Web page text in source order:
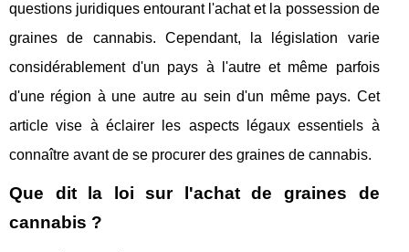
questions juridiques entourant l'achat et la possession de
graines de cannabis. Cependant, la législation varie
considérablement d'un pays à l'autre et même parfois
d'une région à une autre au sein d'un même pays. Cet
article vise à éclairer les aspects légaux essentiels à
connaître avant de se procurer des graines de cannabis.
Que dit la loi sur l'achat de graines de
cannabis ?